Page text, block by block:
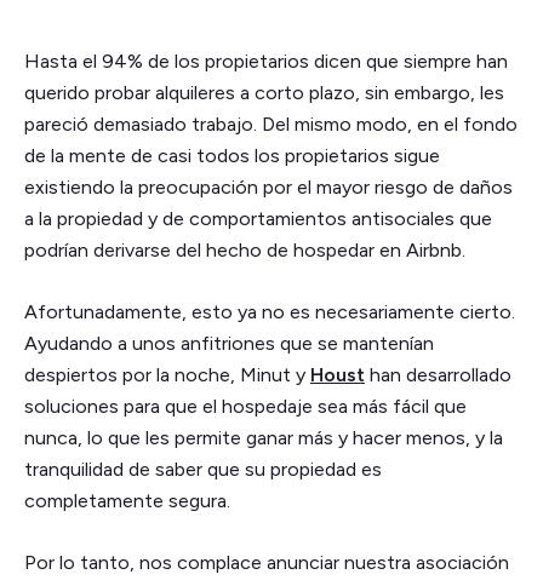
Hasta el 94% de los propietarios dicen que siempre han
querido probar alquileres a corto plazo, sin embargo, les
pareció demasiado trabajo. Del mismo modo, en el fondo
de la mente de casi todos los propietarios sigue
existiendo la preocupación por el mayor riesgo de daños
a la propiedad y de comportamientos antisociales que
podrían derivarse del hecho de hospedar en Airbnb.
Afortunadamente, esto ya no es necesariamente cierto.
Ayudando a unos anfitriones que se mantenían
despiertos por la noche, Minut y Houst han desarrollado
soluciones para que el hospedaje sea más fácil que
nunca, lo que les permite ganar más y hacer menos, y la
tranquilidad de saber que su propiedad es
completamente segura.
Por lo tanto, nos complace anunciar nuestra asociación